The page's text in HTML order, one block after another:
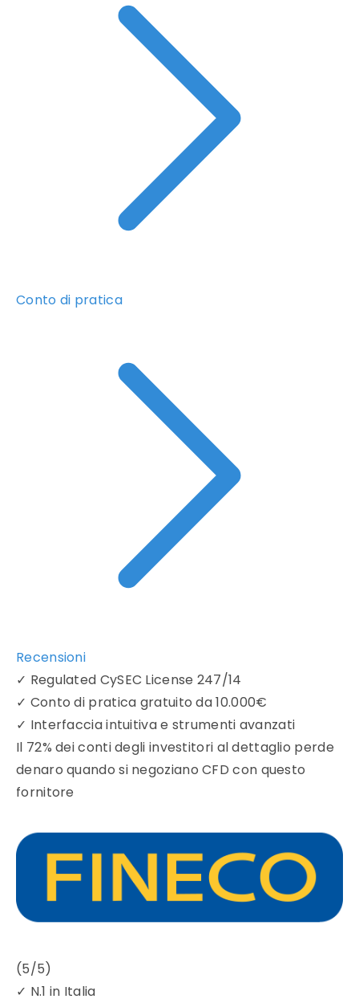
Conto di pratica
Recensioni
✓ Regulated CySEC License 247/14
✓ Conto di pratica gratuito da 10.000€
✓ Interfaccia intuitiva e strumenti avanzati
Il 72% dei conti degli investitori al dettaglio perde
denaro quando si negoziano CFD con questo
fornitore
(5/5)
✓ N.1 in Italia